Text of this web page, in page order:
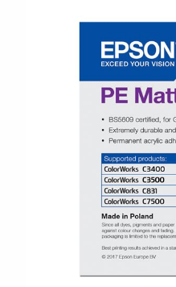
Industriella
bläckstråleskrivare
Print & Apply
Kringutrustning
Tillbehör skrivare
Hyllkantsmärkning
Plastlister för
Alukett
Tag badge